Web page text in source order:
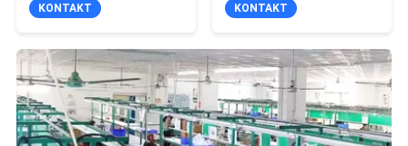
KONTAKT KONTAKT